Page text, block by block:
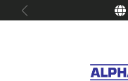
springen